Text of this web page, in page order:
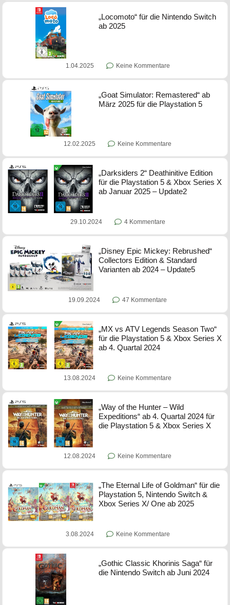
„Locomoto“ für die Nintendo Switch
ab 2025
1.04.2025 Keine Kommentare
„Goat Simulator: Remastered“ ab
März 2025 für die Playstation 5
12.02.2025 Keine Kommentare
„Darksiders 2“ Deathinitive Edition
für die Playstation 5 & Xbox Series X
ab Januar 2025 – Update2
29.10.2024 4 Kommentare
„Disney Epic Mickey: Rebrushed“
Collectors Edition & Standard
Varianten ab 2024 – Update5
19.09.2024 47 Kommentare
„MX vs ATV Legends Season Two“
für die Playstation 5 & Xbox Series X
ab 4. Quartal 2024
13.08.2024 Keine Kommentare
„Way of the Hunter – Wild
Expeditions“ ab 4. Quartal 2024 für
die Playstation 5 & Xbox Series X
12.08.2024 Keine Kommentare
„The Eternal Life of Goldman“ für die
Playstation 5, Nintendo Switch &
Xbox Series X/ One ab 2025
3.08.2024 Keine Kommentare
„Gothic Classic Khorinis Saga“ für
die Nintendo Switch ab Juni 2024